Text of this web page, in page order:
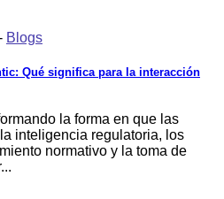
Blogs
Qué significa para la interacción
la forma en que las
inteligencia regulatoria, los
normativo y la toma de